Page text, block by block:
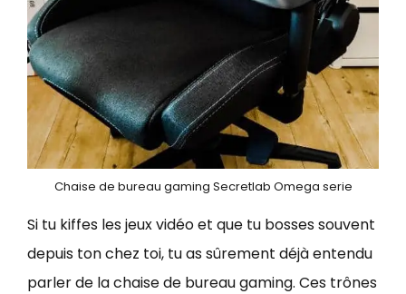
Chaise de bureau gaming Secretlab Omega serie
Si tu kiffes les jeux vidéo et que tu bosses souvent
depuis ton chez toi, tu as sûrement déjà entendu
parler de la chaise de bureau gaming. Ces trônes